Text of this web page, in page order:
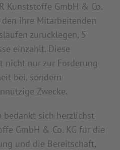
Kunststoffe GmbH & Co.
ihre Mitarbeitenden
zurücklegen, 5
einzahlt. Diese
nur zur Förderung
bei, sondern
Zwecke.
bedankt sich herzlichst
GmbH & Co. KG für die
und die Bereitschaft,